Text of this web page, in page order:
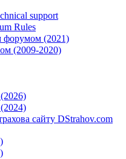
support
Rules
форумом (2021)
(2009-2020)
сайту DStrahov.com